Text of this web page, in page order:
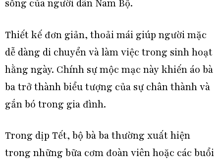
sống của người dân Nam Bộ.
Thiết kế đơn giản, thoải mái giúp người mặc
dễ dàng di chuyển và làm việc trong sinh hoạt
hằng ngày. Chính sự mộc mạc này khiến áo bà
ba trở thành biểu tượng của sự chân thành và
gắn bó trong gia đình.
Trong dịp Tết, bộ bà ba thường xuất hiện
trong những bữa cơm đoàn viên hoặc các buổi